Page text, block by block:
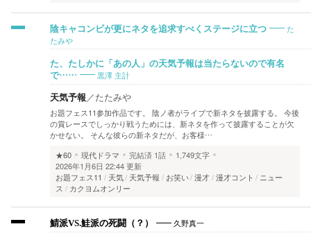
陰キャコンビが更にネタを追求すべくステージに立つ
た
たみや
た、たしかに「あの人」の天気予報は当たらないので有名
で……
黒澤 主計
天気予報 ／たたみや
お題フェス11参加作品です。 陰ノ者がライブで新ネタを披露する。 今後
の賞レースでしっかり戦うためには、新ネタを作って披露することが欠
かせない。 そんな彼らの新ネタだが、お客様…
★60
現代ドラマ 完結済 1話
1,749文字
2026年1月6日 22:44 更新
お題フェス11
天気 天気予報 お笑い 漫才 漫才コント
ニュー
ス
カクヨムオンリー
鯖派VS.鮭派の死闘（？） 久野真一